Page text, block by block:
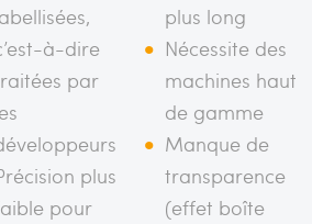
à-dire
par
plus
pour
plus long
Nécessite des
machines haut
de gamme
Manque de
transparence
(effet boîte